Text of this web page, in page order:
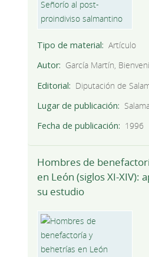
Tipo de material
Artículo
Autor
García Martín,
Editorial
Diputación de
Lugar de publicación
Fecha de publicación
1996
Hombres de
en León (siglos XI-XIV):
su estudio